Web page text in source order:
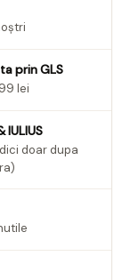
prin GLS
lei
IULIUS
doar dupa